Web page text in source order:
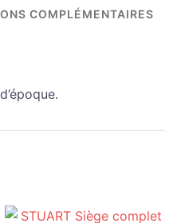
COMPLÉMENTAIRES